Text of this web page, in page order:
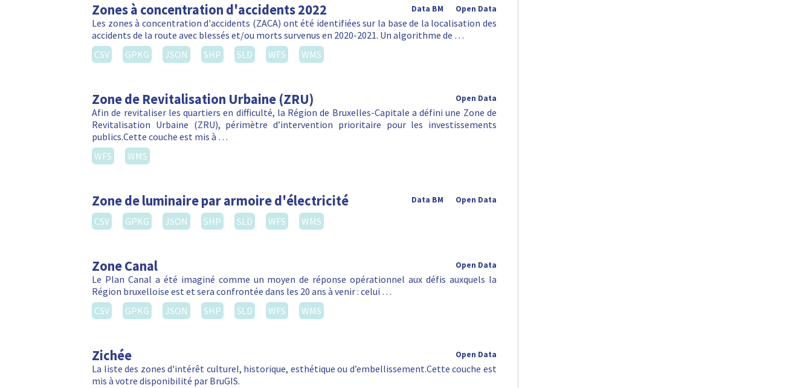
Zones à concentration d'accidents 2022 Open Data
Data BM
Les zones à concentration d'accidents (ZACA) ont été identifiées sur la base de la localisation des
accidents de la route avec blessés et/ou morts survenus en 2020-2021. Un algorithme de …
CSV
GPKG JSON SHP SLD WFS WMS
Zone de Revitalisation Urbaine (ZRU) Open Data
Afin de revitaliser les quartiers en difficulté, la Région de Bruxelles-Capitale a défini une Zone de
Revitalisation Urbaine (ZRU), périmètre d’intervention prioritaire pour les investissements
publics.Cette couche est mis à …
WFS
WMS
Zone de luminaire par armoire d'électricité Open Data
Data BM
CSV GPKG JSON SHP SLD WFS WMS
Zone Canal Open Data
Le Plan Canal a été imaginé comme un moyen de réponse opérationnel aux défis auxquels la
Région bruxelloise est et sera confrontée dans les 20 ans à venir : celui …
CSV
GPKG JSON SHP SLD WFS WMS
Zichée Open Data
La liste des zones d'intérêt culturel, historique, esthétique ou d’embellissement.Cette couche est
mis à votre disponibilité par BruGIS.